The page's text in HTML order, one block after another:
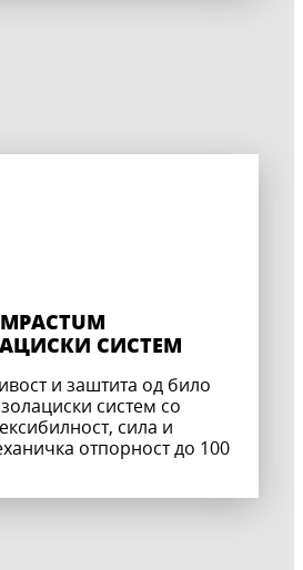
СИСТЕМ
и заштита од било
систем со
сила и
отпорност до 100